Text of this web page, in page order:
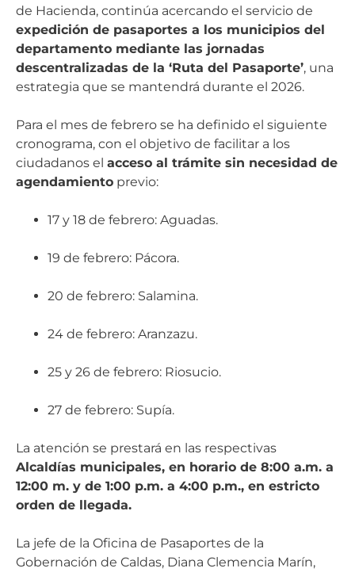
de Hacienda, continúa acercando el servicio de
expedición de pasaportes a los municipios del
departamento mediante las jornadas
descentralizadas de la ‘Ruta del Pasaporte’, una
estrategia que se mantendrá durante el 2026.
Para el mes de febrero se ha definido el siguiente
cronograma, con el objetivo de facilitar a los
ciudadanos el acceso al trámite sin necesidad de
agendamiento previo:
17 y 18 de febrero: Aguadas.
19 de febrero: Pácora.
20 de febrero: Salamina.
24 de febrero: Aranzazu.
25 y 26 de febrero: Riosucio.
27 de febrero: Supía.
La atención se prestará en las respectivas
Alcaldías municipales, en horario de 8:00 a.m. a
12:00 m. y de 1:00 p.m. a 4:00 p.m., en estricto
orden de llegada.
La jefe de la Oficina de Pasaportes de la
Gobernación de Caldas, Diana Clemencia Marín,